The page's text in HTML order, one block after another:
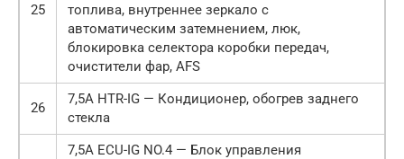
25
топлива, внутреннее зеркало с
автоматическим затемнением, люк,
блокировка селектора коробки передач,
очистители фар, AFS
26
7,5А HTR-IG — Кондиционер, обогрев заднего
стекла
7,5А ECU-IG NO.4 — Блок управления